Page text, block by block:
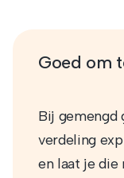
Goed om
Bij gemengd
verdeling
en laat je die